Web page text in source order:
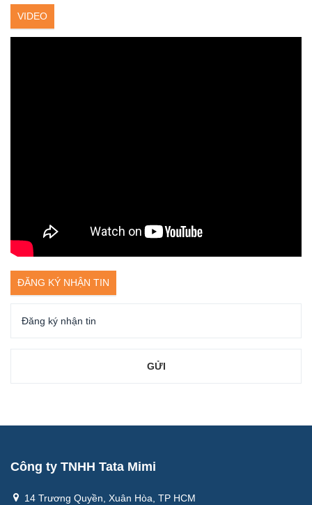
VIDEO
ĐĂNG KÝ NHẬN TIN
Công ty TNHH Tata Mimi
14 Trương Quyền, Xuân Hòa, TP HCM